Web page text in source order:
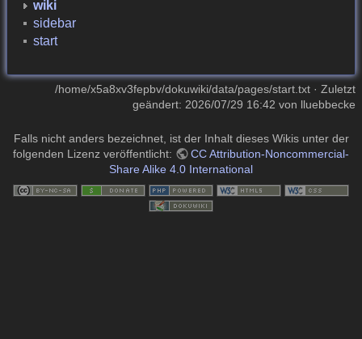
wiki
sidebar
start
/home/x5a8xv3fepbv/dokuwiki/data/pages/start.txt · Zuletzt
geändert: 2026/07/29 16:42 von lluebbecke
Falls nicht anders bezeichnet, ist der Inhalt dieses Wikis unter der
folgenden Lizenz veröffentlicht:
CC Attribution-Noncommercial-
Share Alike 4.0 International